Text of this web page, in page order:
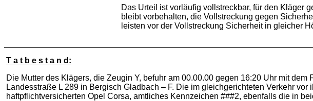
Das Urteil ist vorläufig vollstreckbar, für den Kläger
bleibt vorbehalten, die Vollstreckung gegen
leisten vor der Vollstreckung Sicherheit in gleicher
T a t b e s t a n d:
Die Mutter des Klägers, die Zeugin Y, befuhr am 00.00.00 gegen 16:20 Uhr mit
Landesstraße L 289 in Bergisch Gladbach – F. Die im gleichgerichteten Verkehr
haftpflichtversicherten Opel Corsa, amtliches Kennzeichen ###2, ebenfalls die in